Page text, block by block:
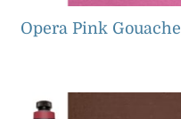
Opera Pink Gouache